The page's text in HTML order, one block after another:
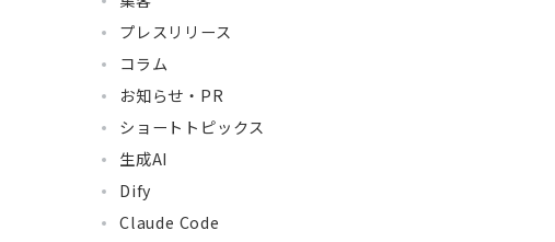
プレスリリース
コラム
お知らせ・PR
ショートトピックス
生成AI
Dify
Claude Code